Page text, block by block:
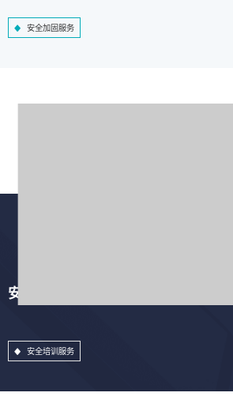
安全加固服务
安全培训服务
安全培训服务